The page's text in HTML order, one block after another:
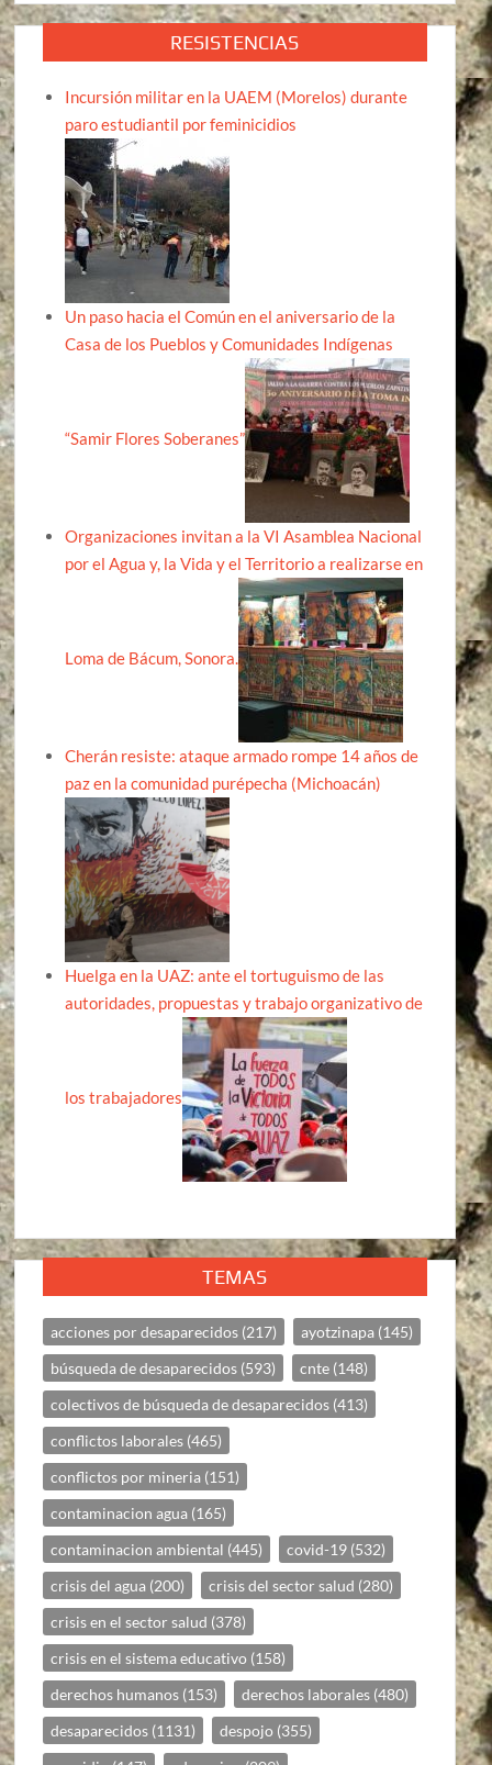
RESISTENCIAS
Incursión militar en la UAEM (Morelos) durante
paro estudiantil por feminicidios
Un paso hacia el Común en el aniversario de la
Casa de los Pueblos y Comunidades Indígenas
“Samir Flores Soberanes”
Organizaciones invitan a la VI Asamblea Nacional
por el Agua y, la Vida y el Territorio a realizarse en
Loma de Bácum, Sonora.
Cherán resiste: ataque armado rompe 14 años de
paz en la comunidad purépecha (Michoacán)
Huelga en la UAZ: ante el tortuguismo de las
autoridades, propuestas y trabajo organizativo de
los trabajadores
TEMAS
acciones por desaparecidos (217) ayotzinapa (145)
búsqueda de desaparecidos (593) cnte (148)
colectivos de búsqueda de desaparecidos (413)
conflictos laborales (465)
conflictos por mineria (151)
contaminacion agua (165)
contaminacion ambiental (445) covid-19 (532)
crisis del agua (200) crisis del sector salud (280)
crisis en el sector salud (378)
crisis en el sistema educativo (158)
derechos humanos (153) derechos laborales (480)
desaparecidos (1131) despojo (355)